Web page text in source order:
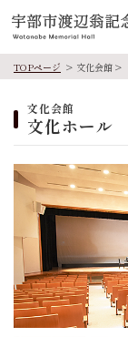
TOPページ 文化会館
文化会館
文化ホール